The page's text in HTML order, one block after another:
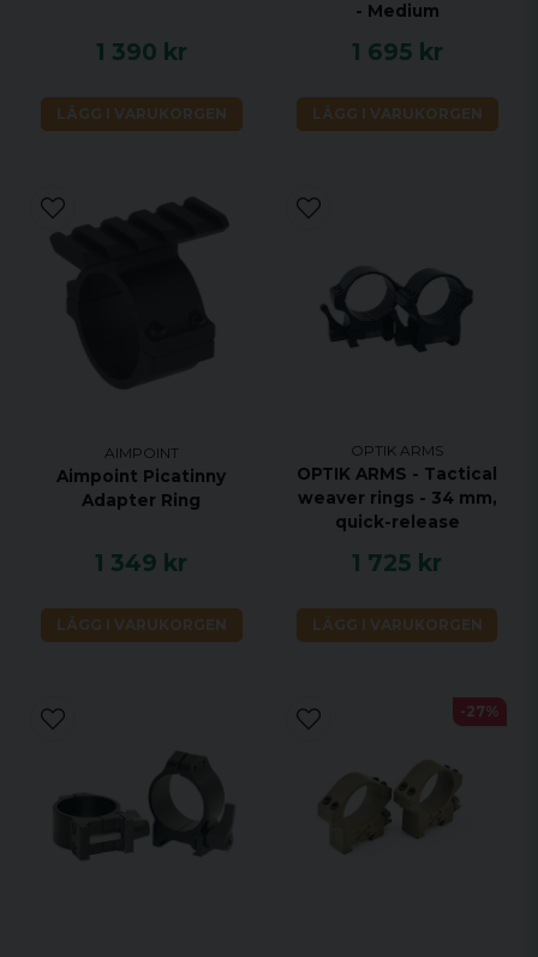
1 390 kr
LÄGG I VARUKORGEN
- Medium
1 695 kr
LÄGG I VARUKORGEN
AIMPOINT
Aimpoint Picatinny
Adapter Ring
1 349 kr
LÄGG I VARUKORGEN
OPTIK ARMS
OPTIK ARMS - Tactical
weaver rings - 34 mm,
quick-release
1 725 kr
LÄGG I VARUKORGEN
-27%